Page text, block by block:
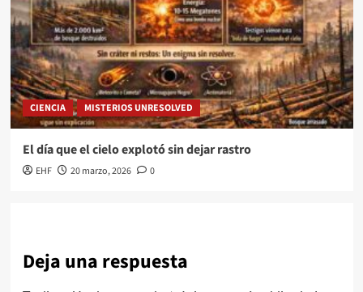
CIENCIA MISTERIOS UNRESOLVED
El día que el cielo explotó sin dejar rastro
EHF 20 marzo, 2026 0
Deja una respuesta